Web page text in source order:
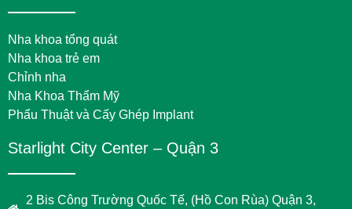
Nha khoa tổng quát
Nha khoa trẻ em
Chỉnh nha
Nha Khoa Thẩm Mỹ
Phẩu Thuật và Cấy Ghép Implant
Starlight City Center – Quận 3
2 Bis Công Trường Quốc Tế, (Hồ Con Rùa) Quận 3,